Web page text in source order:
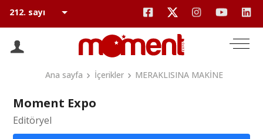
Ana sayfa İçerikler MERAKLISINA MAKİNE
Moment Expo
Editöryel